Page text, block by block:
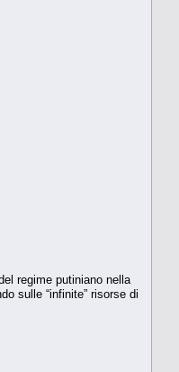
regime putiniano nella
sulle “infinite” risorse di